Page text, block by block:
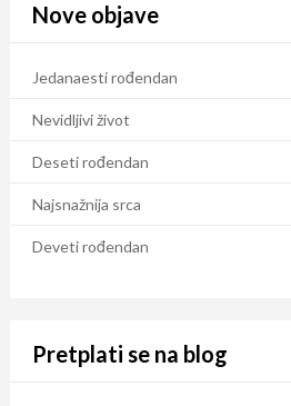
Nove objave
Jedanaesti rođendan
Nevidljivi život
Deseti rođendan
Najsnažnija srca
Deveti rođendan
Pretplati se na blog